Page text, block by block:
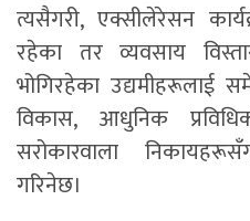
त्यसैगरी, एक्सीलेरेसन
रहेका तर व्यवसाय
भोगिरहेका उद्यमीहरूलाई
विकास, आधुनिक
सरोकारवाला
गरिनेछ।